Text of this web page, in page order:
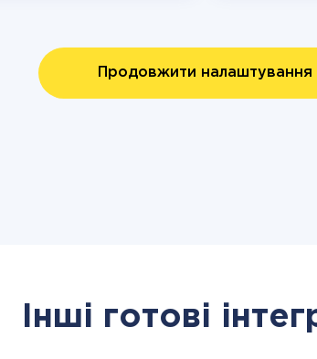
Продовжити налаштування
Інші готові